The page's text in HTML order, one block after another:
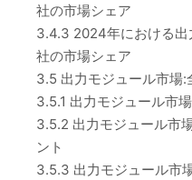
社の市場シェア
3.4.3 2024年における出
社の市場シェア
3.5 出力モジュール市場
3.5.1 出力モジュール市
3.5.2 出力モジュール市
ント
3.5.3 出力モジュール市